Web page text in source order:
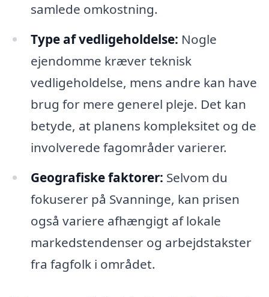
samlede omkostning.
Type af vedligeholdelse: Nogle
ejendomme kræver teknisk
vedligeholdelse, mens andre kan have
brug for mere generel pleje. Det kan
betyde, at planens kompleksitet og de
involverede fagområder varierer.
Geografiske faktorer: Selvom du
fokuserer på Svanninge, kan prisen
også variere afhængigt af lokale
markedstendenser og arbejdstakster
fra fagfolk i området.